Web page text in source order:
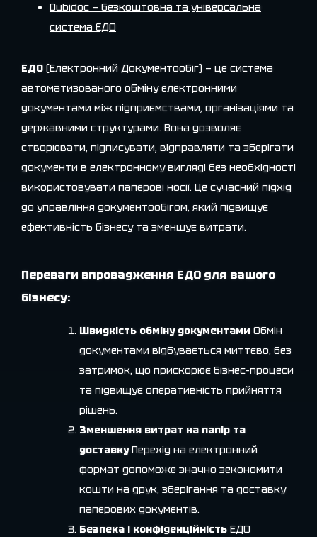
Dubidoc — безкоштовна та універсальна
система ЄДО
ЕДО (Електронний Документообіг) — це система
автоматизованого обміну електронними
документами між підприємствами, організаціями та
державними структурами. Вона дозволяє
створювати, підписувати, відправляти та зберігати
документи в електронному вигляді без необхідності
використовувати паперові носії. Це сучасний підхід
до управління документообігом, який підвищує
ефективність бізнесу та зменшує витрати.
Переваги впровадження ЕДО для вашого
бізнесу:
Швидкість обміну документами Обмін
документами відбувається миттєво, без
затримок, що прискорює бізнес-процеси
та підвищує оперативність прийняття
рішень.
Зменшення витрат на папір та
доставкуПерехід на електронний
формат допоможе значно зекономити
кошти на друк, зберігання та доставку
паперових документів.
Безпека і конфіденційність ЕДО